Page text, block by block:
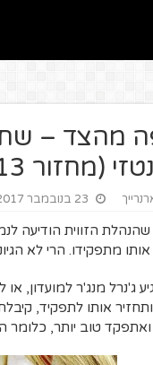
מהצד –
(מחזור 13)
23 בנובמבר 2017
הזווית הודיעה
מתפקידו. הרי לא
ג'נרל מנג'ר למועדון,
אותו לתפקיד,
ואתפקד טוב יותר, כלומר